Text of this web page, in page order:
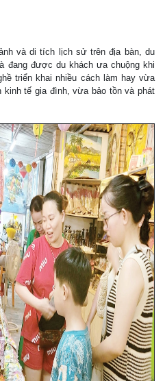
và di tích lịch sử trên địa bàn, du
đang được du khách ưa chuộng khi
triển khai nhiều cách làm hay vừa
kinh tế gia đình, vừa bảo tồn và phát